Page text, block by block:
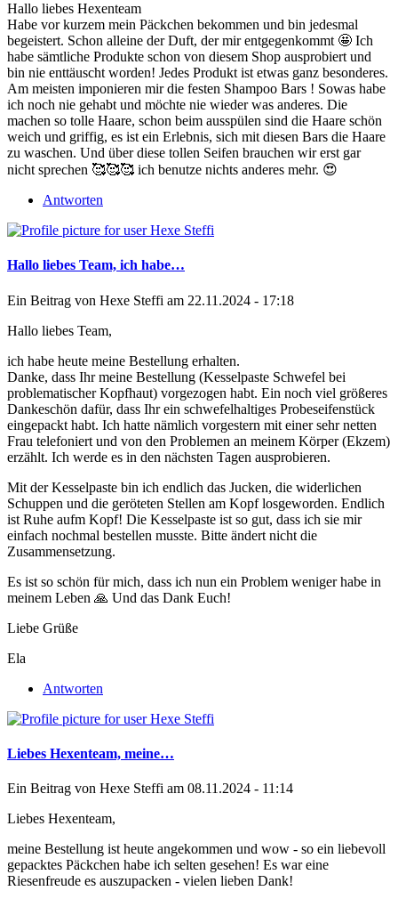
Hallo liebes Hexenteam
Habe vor kurzem mein Päckchen bekommen und bin jedesmal
begeistert. Schon alleine der Duft, der mir entgegenkommt 🤩 Ich
habe sämtliche Produkte schon von diesem Shop ausprobiert und
bin nie enttäuscht worden! Jedes Produkt ist etwas ganz besonderes.
Am meisten imponieren mir die festen Shampoo Bars ! Sowas habe
ich noch nie gehabt und möchte nie wieder was anderes. Die
machen so tolle Haare, schon beim ausspülen sind die Haare schön
weich und griffig, es ist ein Erlebnis, sich mit diesen Bars die Haare
zu waschen. Und über diese tollen Seifen brauchen wir erst gar
nicht sprechen 🥰🥰🥰 ich benutze nichts anderes mehr. 😍
Antworten
Hallo liebes Team, ich habe…
Ein Beitrag von Hexe Steffi am 22.11.2024 - 17:18
Hallo liebes Team,
ich habe heute meine Bestellung erhalten.
Danke, dass Ihr meine Bestellung (Kesselpaste Schwefel bei
problematischer Kopfhaut) vorgezogen habt. Ein noch viel größeres
Dankeschön dafür, dass Ihr ein schwefelhaltiges Probeseifenstück
eingepackt habt. Ich hatte nämlich vorgestern mit einer sehr netten
Frau telefoniert und von den Problemen an meinem Körper (Ekzem)
erzählt. Ich werde es in den nächsten Tagen ausprobieren.
Mit der Kesselpaste bin ich endlich das Jucken, die widerlichen
Schuppen und die geröteten Stellen am Kopf losgeworden. Endlich
ist Ruhe aufm Kopf! Die Kesselpaste ist so gut, dass ich sie mir
einfach nochmal bestellen musste. Bitte ändert nicht die
Zusammensetzung.
Es ist so schön für mich, dass ich nun ein Problem weniger habe in
meinem Leben 🙏 Und das Dank Euch!
Liebe Grüße
Ela
Antworten
Liebes Hexenteam, meine…
Ein Beitrag von Hexe Steffi am 08.11.2024 - 11:14
Liebes Hexenteam,
meine Bestellung ist heute angekommen und wow - so ein liebevoll
gepacktes Päckchen habe ich selten gesehen! Es war eine
Riesenfreude es auszupacken - vielen lieben Dank!